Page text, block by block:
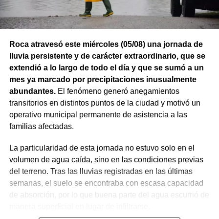
Avenida Viterbori y Lago Mascardi; Avenida Roca y
Gadano; y Gadano al 846, donde se retiró una rejilla
dañada y se colocó una valla preventiva para evitar
accidentes.
Roca atravesó este miércoles (05/08) una jornada de
lluvia persistente y de carácter extraordinario, que se
extendió a lo largo de todo el día y que se sumó a un
mes ya marcado por precipitaciones inusualmente
abundantes. El fenómeno generó anegamientos
transitorios en distintos puntos de la ciudad y motivó un
operativo municipal permanente de asistencia a las
familias afectadas.
La particularidad de esta jornada no estuvo solo en el
volumen de agua caída, sino en las condiciones previas
del terreno. Tras las lluvias registradas en las últimas
semanas, el suelo se encontraba con escasa capacidad
de absorción, por lo que buena parte del agua escurrió de